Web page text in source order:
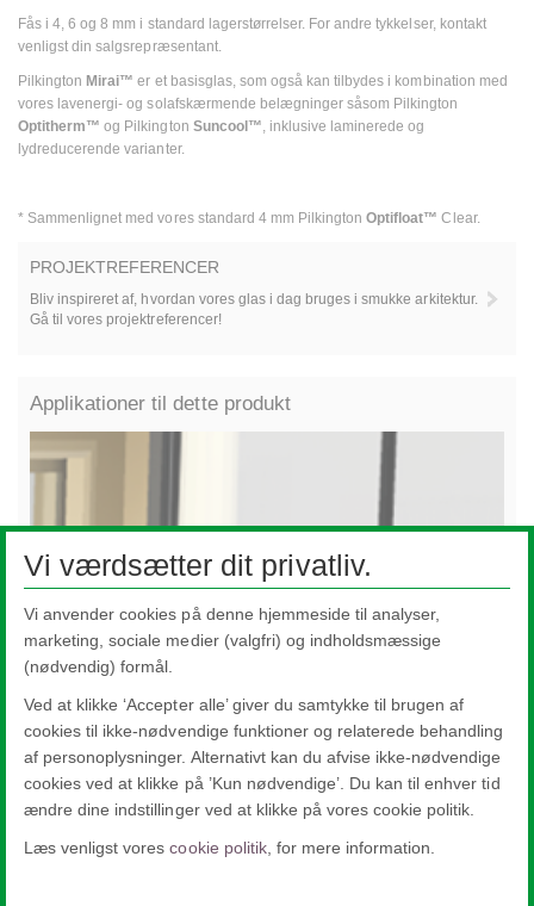
Fås i 4, 6 og 8 mm i standard lagerstørrelser. For andre tykkelser, kontakt
venligst din salgsrepræsentant.
Pilkington Mirai™ er et basisglas, som også kan tilbydes i kombination med
vores lavenergi- og solafskærmende belægninger såsom Pilkington
Optitherm™ og Pilkington Suncool™, inklusive laminerede og
lydreducerende varianter.
* Sammenlignet med vores standard 4 mm PilkingtonOptifloat™ Clear.
PROJEKTREFERENCER
Bliv inspireret af, hvordan vores glas i dag bruges i smukke arkitektur.
Gå til vores projektreferencer!
Applikationer til dette produkt
Vinduer
Vi værdsætter dit privatliv.
Vi anvender cookies på denne hjemmeside til analyser,
marketing, sociale medier (valgfri) og indholdsmæssige
(nødvendig) formål.
Ved at klikke ‘Accepter alle’ giver du samtykke til brugen af
cookies til ikke-nødvendige funktioner og relaterede behandling
af personoplysninger. Alternativt kan du afvise ikke-nødvendige
cookies ved at klikke på ’Kun nødvendige’. Du kan til enhver tid
ændre dine indstillinger ved at klikke på vores cookie politik.
Læs venligst vorescookie politik, for mere information.